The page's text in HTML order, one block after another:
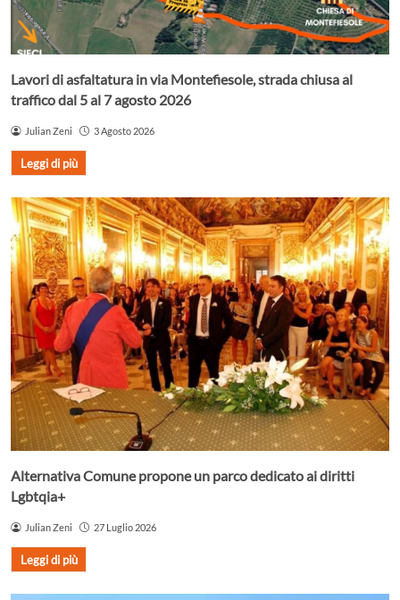
Lavori di asfaltatura in via Montefiesole, strada chiusa al
traffico dal 5 al 7 agosto 2026
Julian Zeni 3 Agosto 2026
Leggi di più
Alternativa Comune propone un parco dedicato ai diritti
Lgbtqia+
Julian Zeni 27 Luglio 2026
Leggi di più